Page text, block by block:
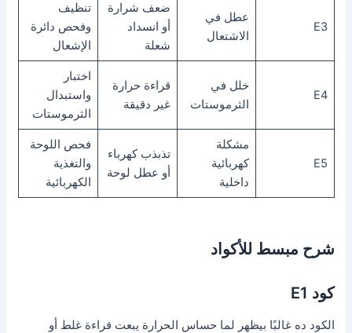
E3
عطل في
الاشتعال
ضعف شرارة
أو انسداد
شعلة
تنظيف
وفحص دائرة
الإشعال
E4
خلل في
الثرموستات
قراءة حرارة
غير دقيقة
اختبار
واستبدال
الثرموستات
E5
مشكلة
كهربائية
داخلية
تذبذب كهرباء
أو عطل لوحة
فحص اللوحة
والتغذية
الكهربائية
شرح مبسط للأكواد
كود E1
الكود ده غالبًا بيظهر لما حساس الحرارة يبعت قراءة غلط أو